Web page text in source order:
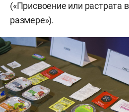
(«Присвоение или растрата
размере»).